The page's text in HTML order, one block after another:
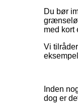
Du bør
med kort
Vi
Inden
dog er